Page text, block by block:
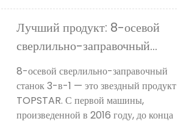
Лучший продукт: 8-осевой
сверлильно-заправочный
станок 3-в-1
8-осевой сверлильно-заправочный
станок 3-в-1 — это звездный продукт
TOPSTAR. С первой машины,
произведенной в 2016 году, до конца